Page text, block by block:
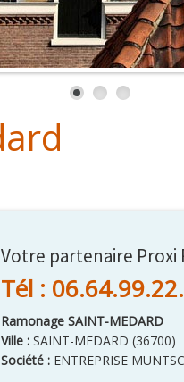
Votre partenaire Proxi
Tél :
Ramonage SAINT-MEDARD
Ville : SAINT-MEDARD (36700)
Société : ENTREPRISE